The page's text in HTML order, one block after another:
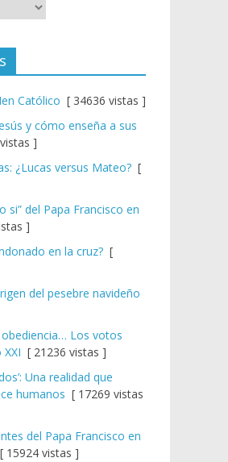
Católico [ 34636 vistas ]
y cómo enseña a sus
]
¿Lucas versus Mateo? [
si” del Papa Francisco en
]
en la cruz? [
del pesebre navideño
Los votos
[ 21236 vistas ]
Una realidad que
humanos [ 17269 vistas
del Papa Francisco en
[ 15924 vistas ]